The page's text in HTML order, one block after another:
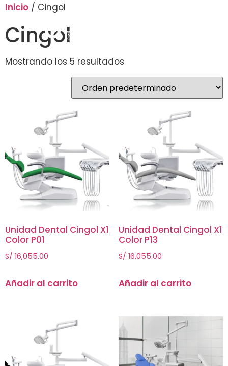
Inicio / Cingol
Cingol
Mostrando los 5 resultados
Unidad Dental Cingol X1
Color P01
S/ 16,055.00
Añadir al carrito
Unidad Dental Cingol X1
Color P13
S/ 16,055.00
Añadir al carrito